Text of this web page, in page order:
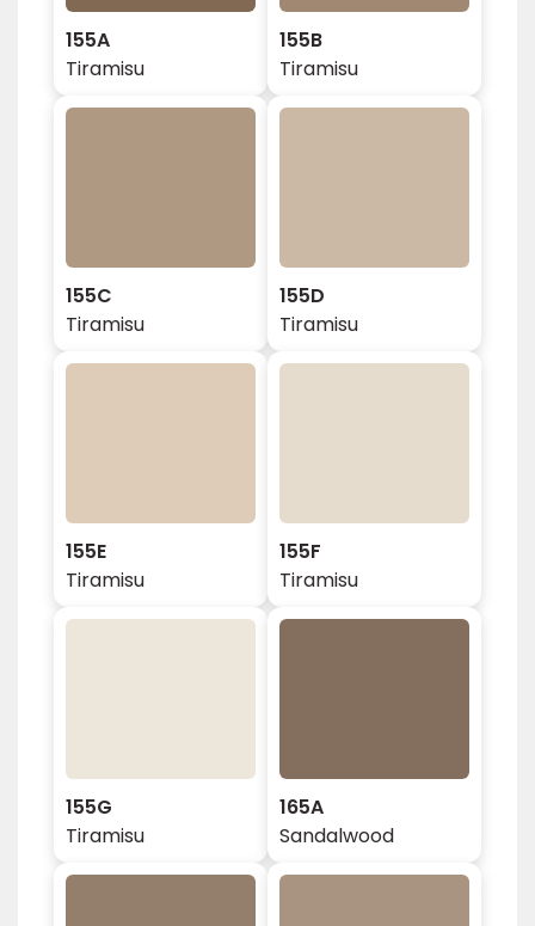
155A
Tiramisu
155B
Tiramisu
155C
Tiramisu
155D
Tiramisu
155E
Tiramisu
155F
Tiramisu
155G
Tiramisu
165A
Sandalwood